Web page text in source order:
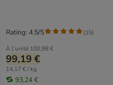
À l'unité 100,98 €
99,19 €
14,17 € / kg
93,24 €
Rating: 4.5/5 (15)